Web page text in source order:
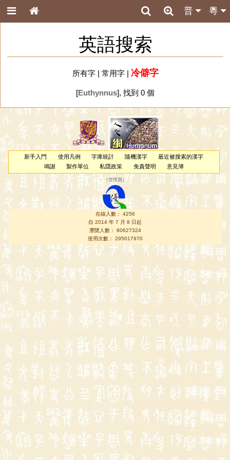
粵
普
英語搜索
所有字| 常用字| 冷僻字
[Euthynnus], 找到 0 個
新手入門 使用凡例 字庫統計 隨機漢字
最近被搜索的漢字
鳴謝
製作單位 私隱政策 免責聲明 意見簿
（管理員 ）
在線人數： 4256
自 2014 年 7 月 8 日起
瀏覽人數： 80627324
使用次數： 295017970